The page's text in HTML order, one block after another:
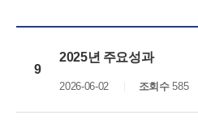
9
2025년 주요성과
2026-06-02 조회수585